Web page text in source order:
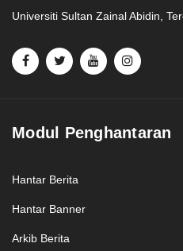
Universiti Sultan Zainal Abidin,
Modul Penghantaran
Hantar Berita
Hantar Banner
Arkib Berita